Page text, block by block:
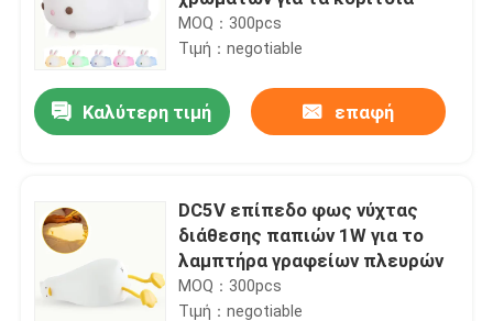
MOQ：300pcs
Τιμή：negotiable
Καλύτερη τιμή επαφή
DC5V επίπεδο φως νύχτας
διάθεσης παπιών 1W για το
λαμπτήρα γραφείων πλευρών
MOQ：300pcs
Τιμή：negotiable